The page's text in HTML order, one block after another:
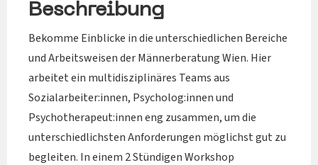
Beschreibung
Bekomme Einblicke in die unterschiedlichen Bereiche
und Arbeitsweisen der Männerberatung Wien. Hier
arbeitet ein multidisziplinäres Teams aus
Sozialarbeiter:innen, Psycholog:innen und
Psychotherapeut:innen eng zusammen, um die
unterschiedlichsten Anforderungen möglichst gut zu
begleiten. In einem 2 Stündigen Workshop